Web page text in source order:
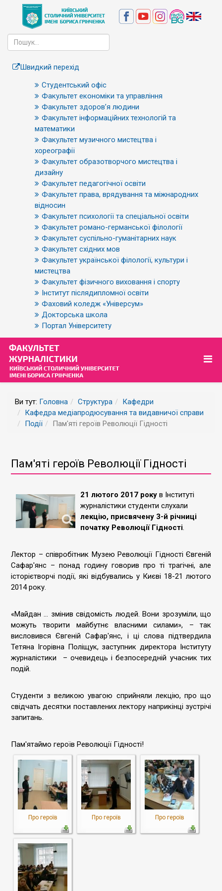
Швидкий перехід
Студентський офіс
Факультет економіки та управління
Факультет здоров’я людини
Факультет інформаційних технологій та
математики
Факультет музичного мистецтва і
хореографії
Факультет образотворчого мистецтва і
дизайну
Факультет педагогічної освіти
Факультет права, врядування та міжнародних
відносин
Факультет психології та спеціальної освіти
Факультет романо-германської філології
Факультет суспільно-гуманітарних наук
Факультет східних мов
Факультет української філології, культури і
мистецтва
Факультет фізичного виховання і спорту
Інститут післядипломної освіти
Фаховий коледж «Універсум»
Докторська школа
Портал Університету
Ви тут: Головна Структура
Кафедри
Кафедра медіапродюсування та видавничої справи
Події
Пам'яті героїв Революції Гідності
Пам'яті героїв Революції Гідності
21 лютого 2017 року в Інституті
журналістики студенти слухали
лекцію, присвячену 3-й річниці
початку Революції Гідності.
Лектор – співробітник Музею Революції Гідності Євгеній
Сафар'янс – понад годину говорив про ті трагічні, але
історієтворчі події, які відбувались у Києві 18-21 лютого
2014 року.
«Майдан ... змінив свідомість людей. Вони зрозуміли, що
можуть творити майбутнє власними силами», – так
висловився Євгеній Сафар'янс, і ці слова підтвердила
Тетяна Ігорівна Поліщук, заступник директора Інституту
журналістики – очевидець і безпосередній учасник тих
подій.
Студенти з великою увагою сприйняли лекцію, про що
свідчать десятки поставлених лектору наприкінці зустрічі
запитань.
Пам'ятаймо героїв Революції Гідності!
Про героїв Про героїв Про героїв